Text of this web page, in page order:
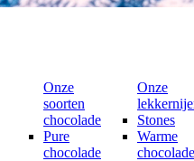
Onze
soorten
chocolade
Pure
chocolade
Onze
Stones
Warme